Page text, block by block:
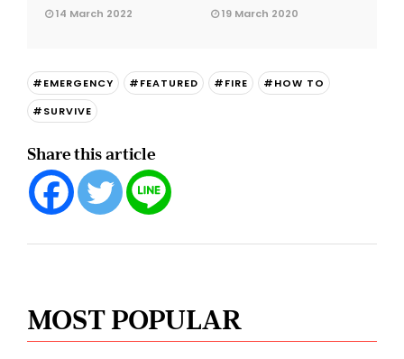
14 March 2022 19 March 2020
#EMERGENCY #FEATURED #FIRE
#HOW TO
#SURVIVE
Share this article
MOST POPULAR